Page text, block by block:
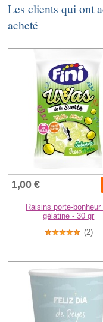
Les clients qui ont
acheté
1,00 €
Raisins porte-bonheur
gélatine - 30 gr
(2)